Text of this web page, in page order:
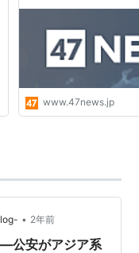
www.47news.jp
• 2年前
公安がアジア系